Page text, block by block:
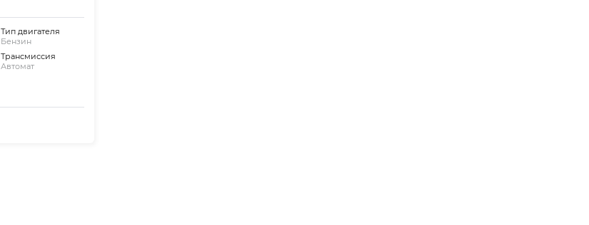
Тип двигателя
Бензин
Трансмиссия
Автомат